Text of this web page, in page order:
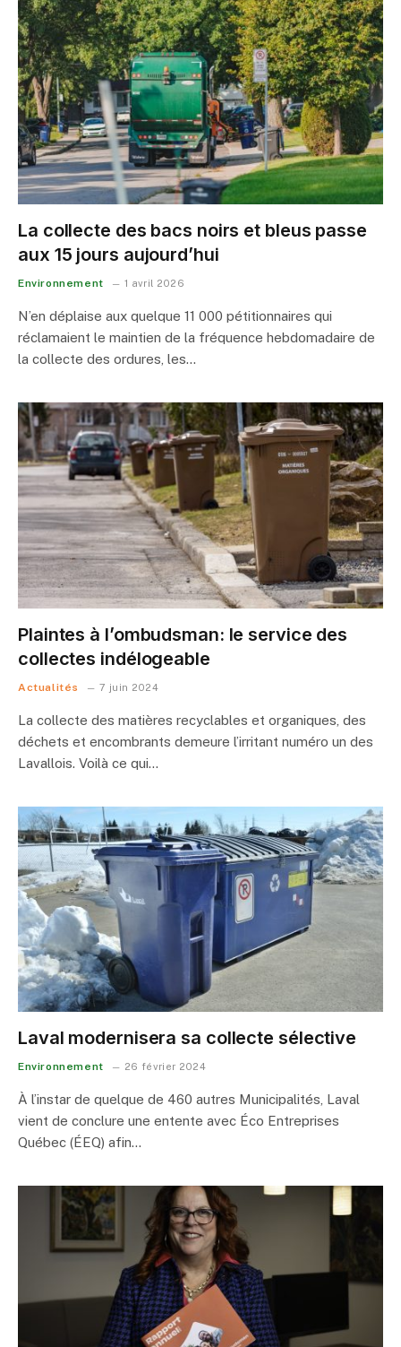
La collecte des bacs noirs et bleus passe
aux 15 jours aujourd’hui
Environnement 1 avril 2026
N’en déplaise aux quelque 11 000 pétitionnaires qui
réclamaient le maintien de la fréquence hebdomadaire de
la collecte des ordures, les…
Plaintes à l’ombudsman: le service des
collectes indélogeable
Actualités 7 juin 2024
La collecte des matières recyclables et organiques, des
déchets et encombrants demeure l’irritant numéro un des
Lavallois. Voilà ce qui…
Laval modernisera sa collecte sélective
Environnement 26 février 2024
À l’instar de quelque de 460 autres Municipalités, Laval
vient de conclure une entente avec Éco Entreprises
Québec (ÉEQ) afin…